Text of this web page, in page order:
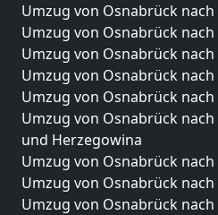
Umzug von Osnabrück nach
Umzug von Osnabrück
Umzug von Osnabrück
Umzug von Osnabrück nach
Umzug von Osnabrück
Umzug von Osnabrück nach
und Herzegowina
Umzug von Osnabrück
Umzug von Osnabrück
Umzug von Osnabrück nach